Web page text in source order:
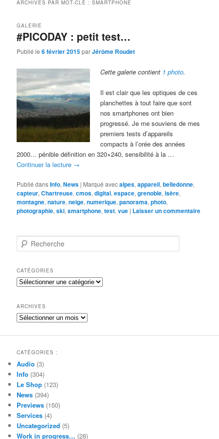
ARCHIVES PAR MOT-CLÉ :SMARTPHONE
#PICODAY : petit test…
GALERIE
Publié le6 février 2015parJérôme Roudet
Cette galerie contient 1 photo.
Il est clair que les optiques de ces
planchettes à tout faire que sont
nos smartphones ont bien
progressé. Je me souviens de mes
premiers tests d’appareils
compacts à l’orée des années
2000… pénible définition en 320×240, sensibilité à la …
Continuer la lecture →
Publié dansInfo,News | Marqué avecalpes,appareil,belledonne,
capteur,Chartreuse,cmos,digital,espace,grenoble,isère,
montagne,nature,neige,numerique,panorama,photo,
photographie,ski,smartphone,test,vue | Laisser un commentaire
e
h
e
r
h
e
CATÉGORIES
Catégories
ARCHIVES
Archives
CATÉGORIES :
Audio (3)
Info (304)
Le Shop (123)
News (394)
Previews (150)
Services (4)
Uncategorized (5)
Work in progress… (28)